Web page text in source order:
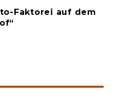
Faktorei auf dem